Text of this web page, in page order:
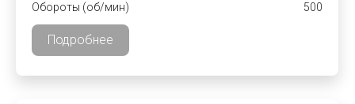
Обороты (об/мин)
500
Подробнее